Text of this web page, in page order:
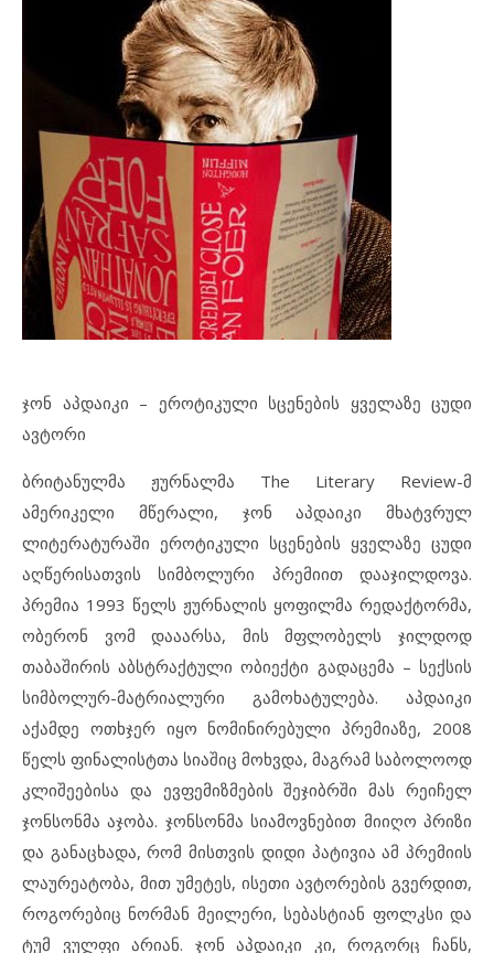
ჯონ აპდაიკი – ეროტიკული სცენების ყველაზე ცუდი
ავტორი
ბრიტანულმა ჟურნალმა The Literary Review-მ
ამერიკელი მწერალი, ჯონ აპდაიკი მხატვრულ
ლიტერატურაში ეროტიკული სცენების ყველაზე ცუდი
აღწერისათვის სიმბოლური პრემიით დააჯილდოვა.
პრემია 1993 წელს ჟურნალის ყოფილმა რედაქტორმა,
ობერონ ვომ დააარსა, მის მფლობელს ჯილდოდ
თაბაშირის აბსტრაქტული ობიექტი გადაცემა – სექსის
სიმბოლურ-მატრიალური გამოხატულება. აპდაიკი
აქამდე ოთხჯერ იყო ნომინირებული პრემიაზე, 2008
წელს ფინალისტთა სიაშიც მოხვდა, მაგრამ საბოლოოდ
კლიშეებისა და ევფემიზმების შეჯიბრში მას რეიჩელ
ჯონსონმა აჯობა. ჯონსონმა სიამოვნებით მიიღო პრიზი
და განაცხადა, რომ მისთვის დიდი პატივია ამ პრემიის
ლაურეატობა, მით უმეტეს, ისეთი ავტორების გვერდით,
როგორებიც ნორმან მეილერი, სებასტიან ფოლკსი და
ტუმ ვულფი არიან. ჯონ აპდაიკი კი, როგორც ჩანს,